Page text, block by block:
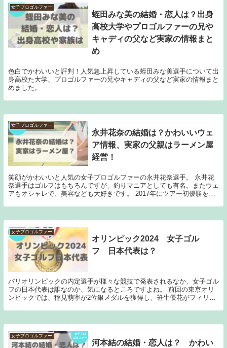
女子プロゴルファー
蛭田みな美の結婚・恋人は？出身
高校大学やプロゴルファーの兄や
キャディの父など実家の情報まと
め
色白でかわいいと評判！人気急上昇している蛭田みな美選手について出
身高校た大学、プロゴルファーの兄やキャディの父など実家の情報まと
めました。
女子プロゴルファー
永井花奈の結婚は？かわいいウェ
ア情報、実家の父親はラーメン屋
経営！
笑顔がかわいいと人気の女子プロゴルファーの永井花奈選手。 永井花
奈選手はゴルフはもちろんですが、釣りマニアとしても有名。またウェ
アもオシャレで、美容なども大好きです。 2017年にツアー初優勝を上
女子プロゴルファー
オリンピック2024 女子ゴル
フ 日本代表は？
パリオリンピックの内定選手が様々な競技で発表されるなか、女子ゴル
フの日本代表は誰なのか、気になるところですよね。 前回の東京オリ
ンピックでは、稲見萌寧が2位銀メダルを獲得し、笹生優花がフィリピ
女子プロゴルファー
河本結の結婚・恋人は？ かわい